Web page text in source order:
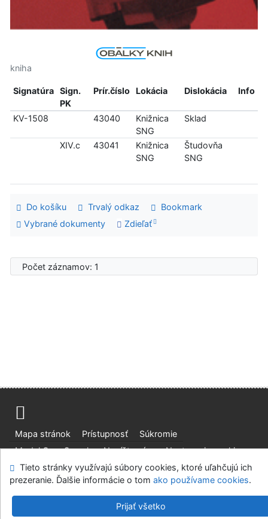
kniha
Signatúra
Sign.
PK
Prír.číslo Lokácia Dislokácia Info
KV-1508 43040
Knižnica
SNG
Sklad
XIV.c 43041
Knižnica
SNG
Študovňa
SNG
Do košíku Trvalý odkaz
Bookmark
Vybrané dokumenty
Zdieľať
Počet záznamov: 1
Mapa stránok Prístupnosť
Súkromie
Modul OpenSearch
Napíšte nám Nastavenie cookies
Knižnica Slovenskej národnej galerie
©1993-2026IPAC-Cosmotron Slovakia, s.r.o.
Tieto stránky využívajú súbory cookies, ktoré uľahčujú ich
prezeranie. Ďalšie informácie o tom ako používame cookies.
Prijať všetko